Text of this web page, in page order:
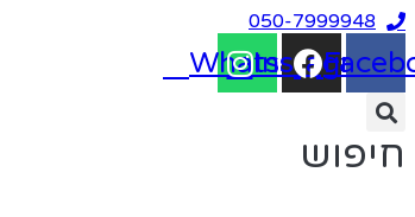
דלג
לתוכן
050-7999948
Instagram
Whatsapp
חיפוש